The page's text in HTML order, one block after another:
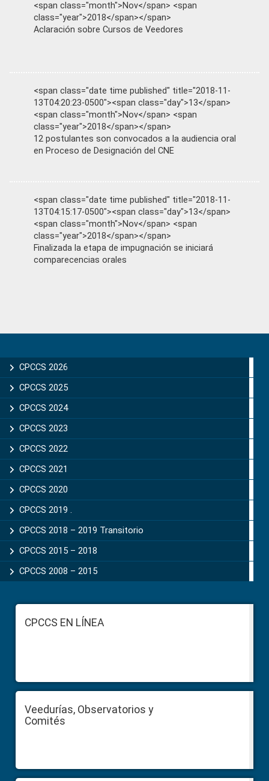
<span class="month">Nov</span> <span
class="year">2018</span></span>
Aclaración sobre Cursos de Veedores
<span class="date time published" title="2018-11-
13T04:20:23-0500"><span class="day">13</span>
<span class="month">Nov</span> <span
class="year">2018</span></span>
12 postulantes son convocados a la audiencia oral
en Proceso de Designación del CNE
<span class="date time published" title="2018-11-
13T04:15:17-0500"><span class="day">13</span>
<span class="month">Nov</span> <span
class="year">2018</span></span>
Finalizada la etapa de impugnación se iniciará
comparecencias orales
Sidebar
CPCCS 2026
CPCCS 2025
CPCCS 2024
CPCCS 2023
CPCCS 2022
CPCCS 2021
CPCCS 2020
CPCCS 2019 .
CPCCS 2018 – 2019 Transitorio
CPCCS 2015 – 2018
CPCCS 2008 – 2015
FooterCPCCS EN LÍNEA
Veedurías, Observatorios y
Comités